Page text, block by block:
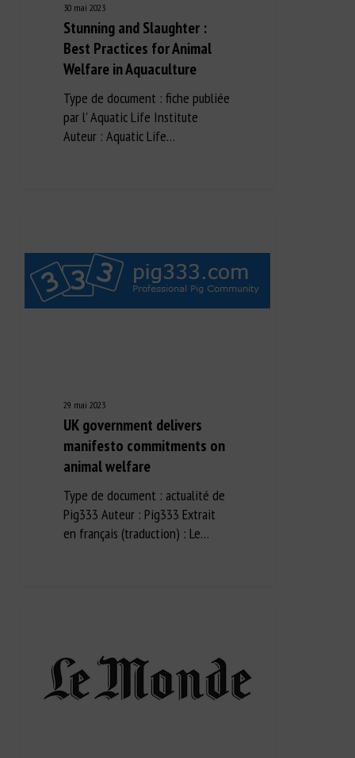
30 mai 2023
Stunning and Slaughter :
Best Practices for Animal
Welfare in Aquaculture
Type de document : fiche publiée
par l' Aquatic Life Institute
Auteur : Aquatic Life…
29 mai 2023
UK government delivers
manifesto commitments on
animal welfare
Type de document : actualité de
Pig333 Auteur : Pig333 Extrait
en français (traduction) : Le…